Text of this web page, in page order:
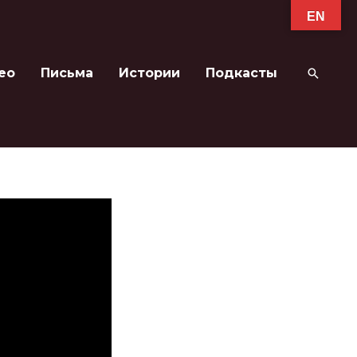
Письма Истории Подкасты Поиск
EN